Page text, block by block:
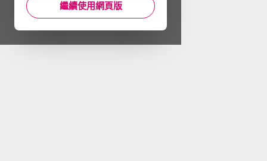
繼續使用網頁版